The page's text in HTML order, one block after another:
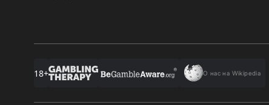
18+ О нас на Wikipedia